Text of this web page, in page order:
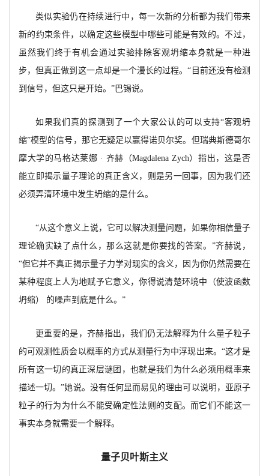
类似实验仍在持续进行中，每一次新的分析都为我们带来
新的约束条件，以确定这些模型中哪些可能是有效的。不过，
虽然我们终于有机会通过实验排除客观坍缩本身就是一种进
步，但真正做到这一点却是一个漫长的过程。“目前还没有检测
到信号，但这只是开始。”巴锡说。
如果我们真的探测到了一个大家公认的可以支持“客观坍
缩”模型的信号，那它无疑足以赢得诺贝尔奖。但瑞典斯德哥尔
摩大学的马格达莱娜 · 齐赫（Magdalena Zych）指出，这是否
能立即揭示量子理论的真正含义，则是另一回事，因为我们还
必须弄清环境中发生坍缩的是什么。
“从这个意义上说，它可以解决测量问题，如果你相信量子
理论确实缺了点什么，那么这就是你要找的答案。”齐赫说，
“但它并不真正揭示量子力学对现实的含义，因为你仍然需要在
某种程度上人为地赋予它意义，你得说清楚环境中（使波函数
坍缩）
的噪声到底是什么。 ”
更重要的是，齐赫指出，我们仍无法解释为什么量子粒子
的可观测性质会以概率的方式从测量行为中浮现出来。 “这才是
所有这一切的真正深层谜团，也就是我们为什么必须用概率来
描述一切。”她说。没有任何显而易见的理由可以说明，亚原子
粒子的行为为什么不能受确定性法则的支配。而它们不能这一
事实本身就需要一个解释。
量子贝叶斯主义